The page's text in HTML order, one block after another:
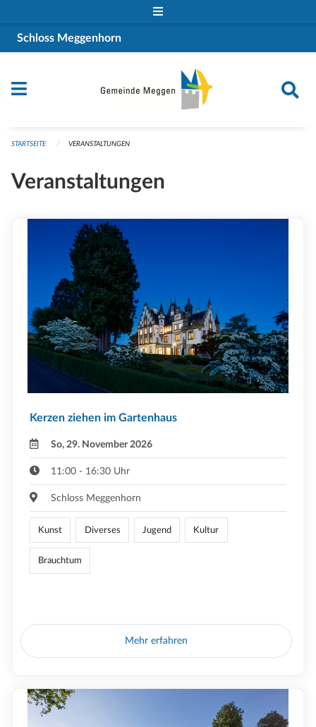
Schloss Meggenhorn
STARTSEITE VERANSTALTUNGEN
Veranstaltungen
Kerzen ziehen im Gartenhaus
So, 29. November 2026
11:00 - 16:30 Uhr
Schloss Meggenhorn
Kunst Diverses Jugend Kultur
Brauchtum
Mehr erfahren